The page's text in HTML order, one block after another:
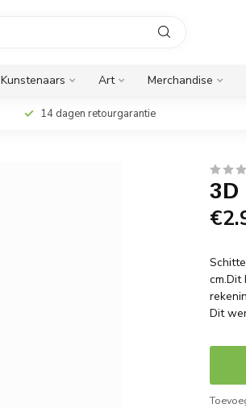
Kunstenaars Art Merchandise
14 dagen retourgarantie
Dit